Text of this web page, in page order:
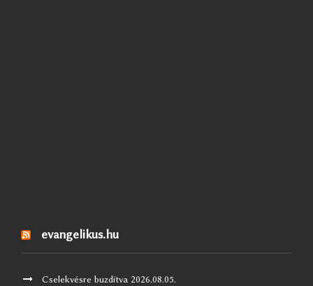
evangelikus.hu
Cselekvésre buzdítva 2026.08.05.